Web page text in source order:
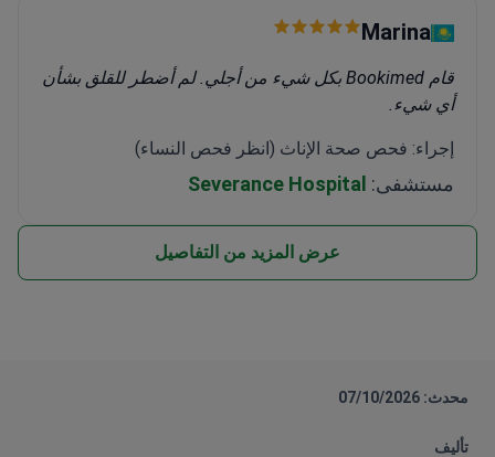
Marina
قام Bookimed بكل شيء من أجلي. لم أضطر للقلق بشأن
أي شيء.
إجراء: فحص صحة الإناث (انظر فحص النساء)
مستشفى: Severance Hospital
عرض المزيد من التفاصيل
محدث: 07/10/2026
تأليف